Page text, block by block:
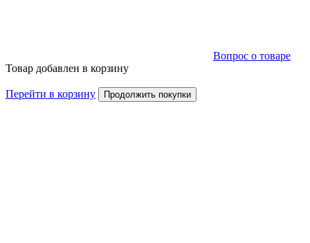
Вопрос о товаре
Товар добавлен в корзину
Перейти в корзину Продолжить покупки